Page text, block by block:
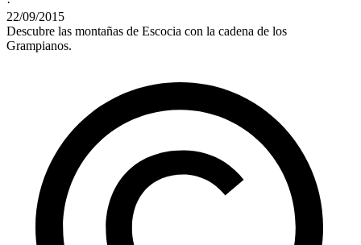
22/09/2015
Descubre las montañas de Escocia con la cadena de los
Grampianos.